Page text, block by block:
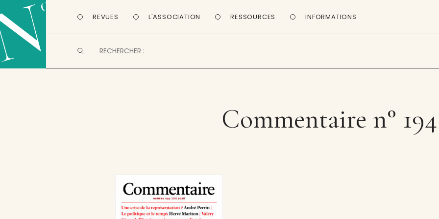
REVUES L'ASSOCIATION RESSOURCES INFORMATIONS
Commentaire n° 194